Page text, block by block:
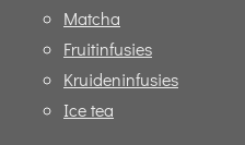
Matcha
Fruitinfusies
Kruideninfusies
Ice tea